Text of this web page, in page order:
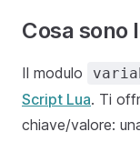
Cosa sono
Il modulo
Script Lua. Ti
chiave/valore: